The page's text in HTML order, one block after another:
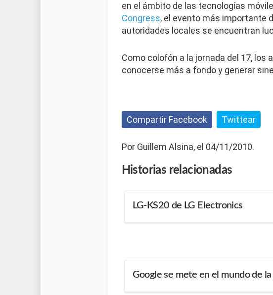
en el ámbito de las tecnologías
Congress, el evento más importante
autoridades locales se encuentran
Como colofón a la jornada del 17,
conocerse más a fondo y generar
Compartir Facebook Twittear
Por Guillem Alsina, el 04/11/2010.
Historias relacionadas
LG-KS20 de LG Electronics
Google se mete en el mundo de